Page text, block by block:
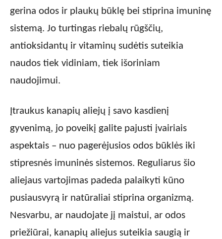
gerina odos ir plaukų būklę bei stiprina imuninę
sistemą. Jo turtingas riebalų rūgščių,
antioksidantų ir vitaminų sudėtis suteikia
naudos tiek vidiniam, tiek išoriniam
naudojimui.
Įtraukus kanapių aliejų į savo kasdienį
gyvenimą, jo poveikį galite pajusti įvairiais
aspektais – nuo pagerėjusios odos būklės iki
stipresnės imuninės sistemos. Reguliarus šio
aliejaus vartojimas padeda palaikyti kūno
pusiausvyrą ir natūraliai stiprina organizmą.
Nesvarbu, ar naudojate jį maistui, ar odos
priežiūrai, kanapių aliejus suteikia saugią ir